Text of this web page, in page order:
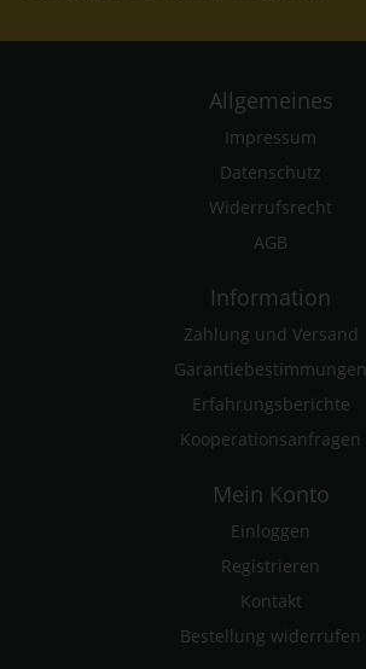
Allgemeines
Impressum
Datenschutz
Widerrufsrecht
AGB
Information
Zahlung und Versand
Garantiebestimmungen
Erfahrungsberichte
Kooperationsanfragen
Mein Konto
Einloggen
Registrieren
Kontakt
Bestellung widerrufen